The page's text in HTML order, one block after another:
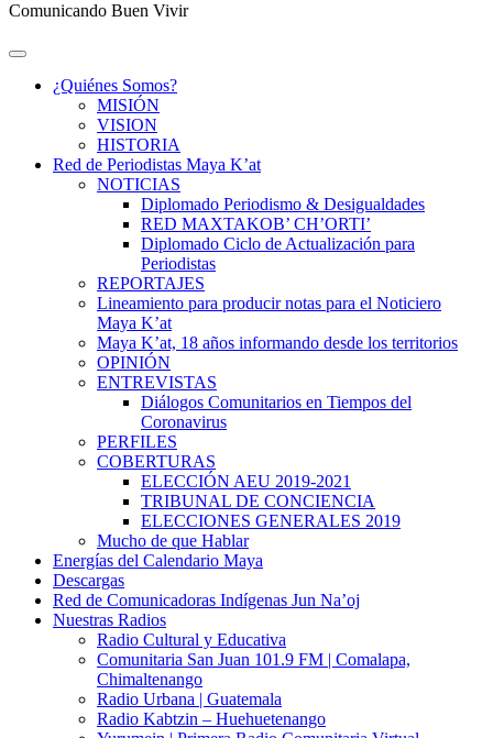
Comunicando Buen Vivir
¿Quiénes Somos?
MISIÓN
VISION
HISTORIA
Red de Periodistas Maya K’at
NOTICIAS
Diplomado Periodismo & Desigualdades
RED MAXTAKOB’ CH’ORTI’
Diplomado Ciclo de Actualización para
Periodistas
REPORTAJES
Lineamiento para producir notas para el Noticiero
Maya K’at
Maya K’at, 18 años informando desde los territorios
OPINIÓN
ENTREVISTAS
Diálogos Comunitarios en Tiempos del
Coronavirus
PERFILES
COBERTURAS
ELECCIÓN AEU 2019-2021
TRIBUNAL DE CONCIENCIA
ELECCIONES GENERALES 2019
Mucho de que Hablar
Energías del Calendario Maya
Descargas
Red de Comunicadoras Indígenas Jun Na’oj
Nuestras Radios
Radio Cultural y Educativa
Comunitaria San Juan 101.9 FM | Comalapa,
Chimaltenango
Radio Urbana | Guatemala
Radio Kabtzin – Huehuetenango